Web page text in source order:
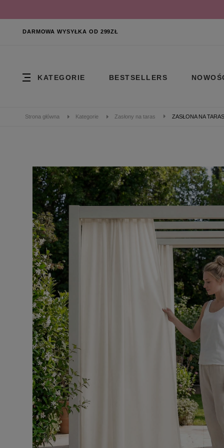
DARMOWA WYSYŁKA OD 299ZŁ
KATEGORIE BESTSELLERS
Strona główna Kategorie Zasłony na taras ZASŁONA NA